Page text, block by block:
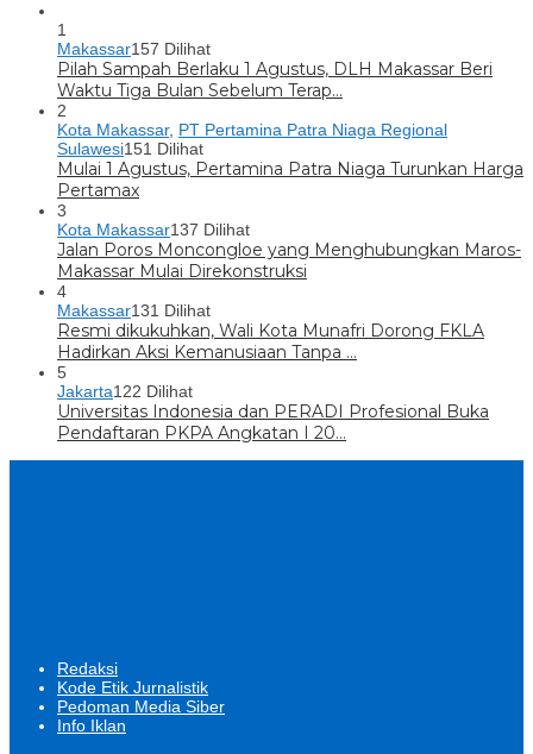
1
Makassar157 Dilihat
Pilah Sampah Berlaku 1 Agustus, DLH Makassar Beri
Waktu Tiga Bulan Sebelum Terap…
2
Kota Makassar, PT Pertamina Patra Niaga Regional
Sulawesi151 Dilihat
Mulai 1 Agustus, Pertamina Patra Niaga Turunkan Harga
Pertamax
3
Kota Makassar137 Dilihat
Jalan Poros Moncongloe yang Menghubungkan Maros-
Makassar Mulai Direkonstruksi
4
Makassar131 Dilihat
Resmi dikukuhkan, Wali Kota Munafri Dorong FKLA
Hadirkan Aksi Kemanusiaan Tanpa …
5
Jakarta122 Dilihat
Universitas Indonesia dan PERADI Profesional Buka
Pendaftaran PKPA Angkatan I 20…
Redaksi
Kode Etik Jurnalistik
Pedoman Media Siber
Info Iklan